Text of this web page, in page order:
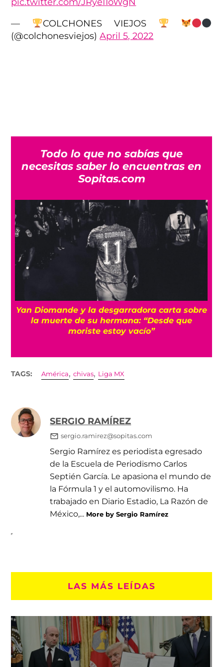
—
COLCHONES VIEJOS
(@colchonesviejos)April 5, 2022
Todo lo que no sabías que
necesitas saber lo encuentras en
Sopitas.com
¡Imparables! México firma su mejor
participación en Juegos Centroamericanos
con récord de medallas
TAGS: América,chivas, Liga MX
SERGIO RAMÍREZ
sergio.ramirez@sopitas.com
Sergio Ramírez es periodista egresado
de la Escuela de Periodismo Carlos
Septién García. Le apasiona el mundo de
la Fórmula 1 y el automovilismo. Ha
trabajado en Diario Estadio, La Razón de
México,... More by Sergio Ramírez
LAS MÁS LEÍDAS